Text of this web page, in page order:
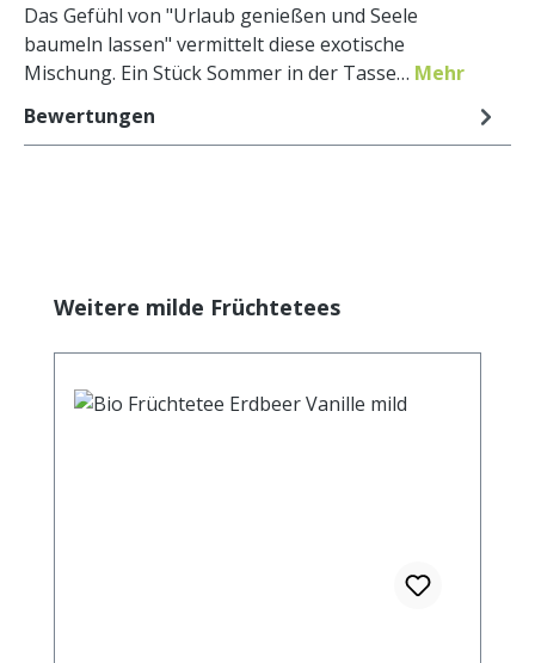
Das Gefühl von "Urlaub genießen und Seele
baumeln lassen" vermittelt diese exotische
Mischung. Ein Stück Sommer in der Tasse… Mehr
Bewertungen
Produktgalerie überspringen
Weitere milde Früchtetees